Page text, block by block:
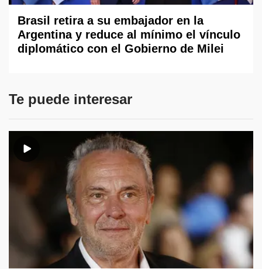
Brasil retira a su embajador en la
Argentina y reduce al mínimo el vínculo
diplomático con el Gobierno de Milei
Te puede interesar